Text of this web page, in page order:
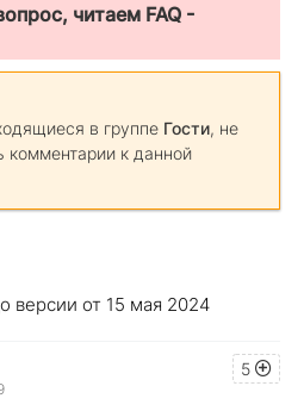
читаем FAQ -
в группе Гости, не
комментарии к данной
версии от 15 мая 2024
5